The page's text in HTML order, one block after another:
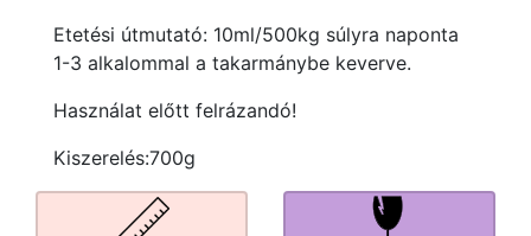
Etetési útmutató: 10ml/500kg súlyra naponta
1-3 alkalommal a takarmánybe keverve.
Használat előtt felrázandó!
Kiszerelés:700g